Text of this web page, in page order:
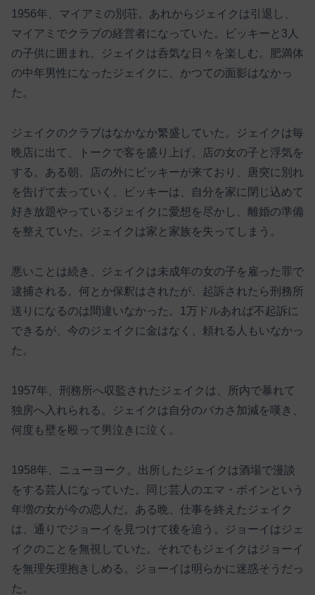
1956年、マイアミの別荘。あれからジェイクは引退し、
マイアミでクラブの経営者になっていた。ビッキーと3人
の子供に囲まれ、ジェイクは呑気な日々を楽しむ。肥満体
の中年男性になったジェイクに、かつての面影はなかっ
た。
ジェイクのクラブはなかなか繁盛していた。ジェイクは毎
晩店に出て、トークで客を盛り上げ、店の女の子と浮気を
する。ある朝、店の外にビッキーが来ており、唐突に別れ
を告げて去っていく。ビッキーは、自分を家に閉じ込めて
好き放題やっているジェイクに愛想を尽かし、離婚の準備
を整えていた。ジェイクは家と家族を失ってしまう。
悪いことは続き、ジェイクは未成年の女の子を雇った罪で
逮捕される。何とか保釈はされたが、起訴されたら刑務所
送りになるのは間違いなかった。1万ドルあれば不起訴に
できるが、今のジェイクに金はなく、頼れる人もいなかっ
た。
1957年、刑務所へ収監されたジェイクは、所内で暴れて
独房へ入れられる。ジェイクは自分のバカさ加減を嘆き、
何度も壁を殴って男泣きに泣く。
1958年、ニューヨーク。出所したジェイクは酒場で漫談
をする芸人になっていた。同じ芸人のエマ・ボインという
年増の女が今の恋人だ。ある晩、仕事を終えたジェイク
は、通りでジョーイを見つけて後を追う。ジョーイはジェ
イクのことを無視していた。それでもジェイクはジョーイ
を無理矢理抱きしめる。ジョーイは明らかに迷惑そうだっ
た。